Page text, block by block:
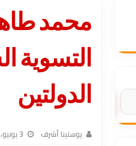
محمد
التسوية
الدولتين
يوستينا أشرف 3 يونيو، 2025
البحث